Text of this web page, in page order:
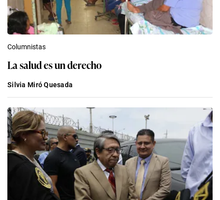
Columnistas
La salud es un derecho
Silvia Miró Quesada